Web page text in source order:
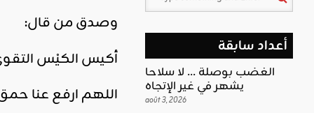
وصدق من قال:
أكيس الكيْس
اللهم ارفع عنا
أعداد سابقة
الغضب بوصلة … لا سلاحا
يشهر في غير الإتجاه
août 3, 2026